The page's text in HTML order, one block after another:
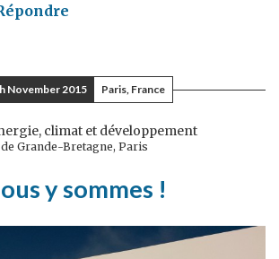
November 2015 Paris, France
climat et développement
Grande-Bretagne, Paris
y sommes !